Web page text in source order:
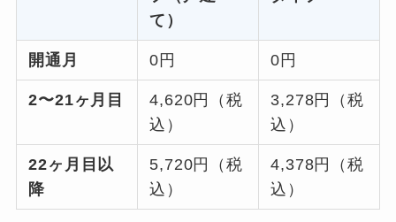
て）
開通月 0円 0円
2〜21ヶ月目
4,620円（税
込）
3,278円（税
込）
22ヶ月目以
降
5,720円（税
込）
4,378円（税
込）